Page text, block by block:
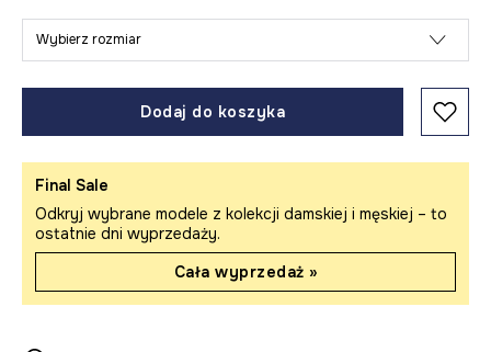
Wybierz rozmiar
Dodaj do koszyka
Final Sale
Odkryj wybrane modele z kolekcji damskiej i męskiej – to
ostatnie dni wyprzedaży.
Cała wyprzedaż »